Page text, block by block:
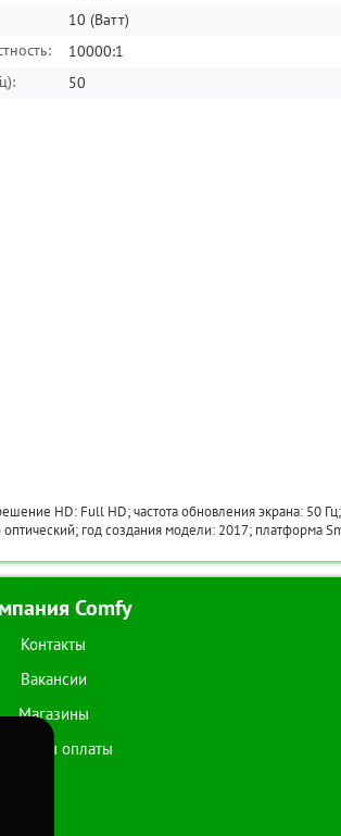
10 (Ватт)
10000:1
50
HD: Full HD; частота обновления экрана: 50
оптический; год создания модели: 2017; платформа
Comfy
Контакты
Вакансии
Магазины
Способы оплаты